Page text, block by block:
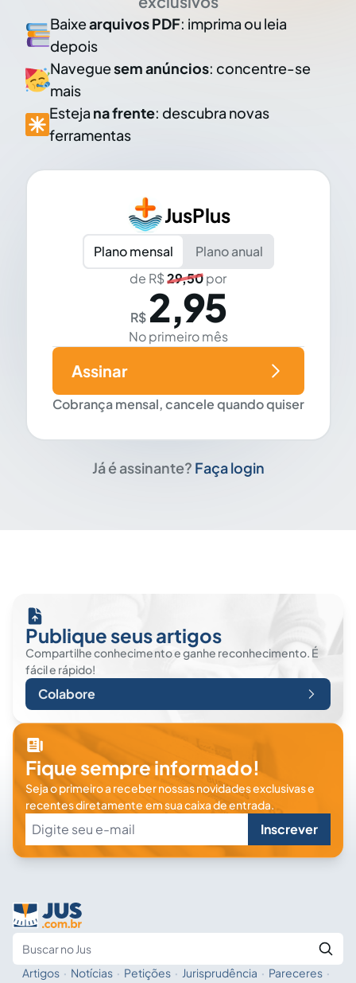
Baixearquivos PDF: imprima ou leia
depois
Naveguesem anúncios: concentre-se
mais
Esteja na frente: descubra novas
ferramentas
JusPlus
Plano mensal
Plano anual
de R$29,50por
R$ 2,95
No primeiro mês
Cobrança mensal, cancele quando quiser
Assinar
Já é assinante? Faça login
Publique seus artigos
Compartilhe conhecimento e ganhe reconhecimento. É
fácil e rápido!
Colabore
Fique sempre informado!
Seja o primeiro a receber nossas novidades exclusivas e
recentes diretamente em sua caixa de entrada.
Inscrever
Artigos · Notícias · Petições · Jurisprudência · Pareceres ·